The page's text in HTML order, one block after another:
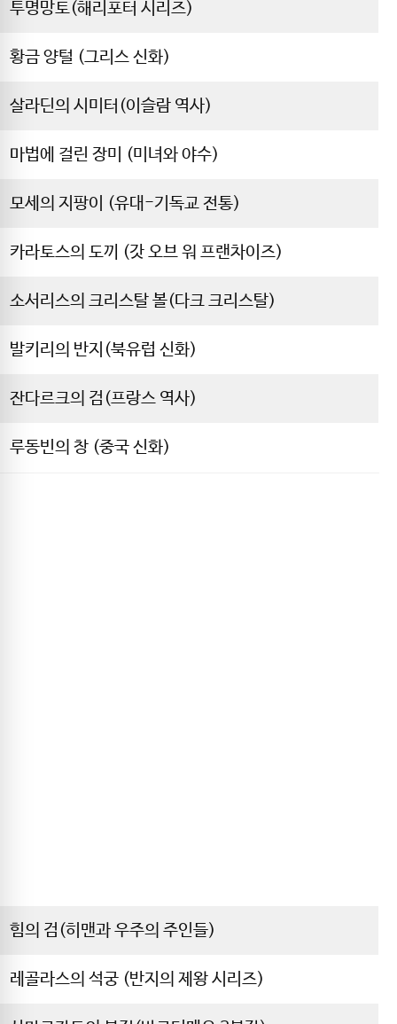
투명망토(해리포터 시리즈)
황금 양털 (그리스 신화)
살라딘의 시미터(이슬람 역사)
마법에 걸린 장미 (미녀와 야수)
모세의 지팡이 (유대-기독교 전통)
카라토스의 도끼 (갓 오브 워 프랜차이즈)
소서리스의 크리스탈 볼(다크 크리스탈)
발키리의 반지(북유럽 신화)
잔다르크의 검(프랑스 역사)
루동빈의 창 (중국 신화)
힘의 검(히맨과 우주의 주인들)
레골라스의 석궁 (반지의 제왕 시리즈)